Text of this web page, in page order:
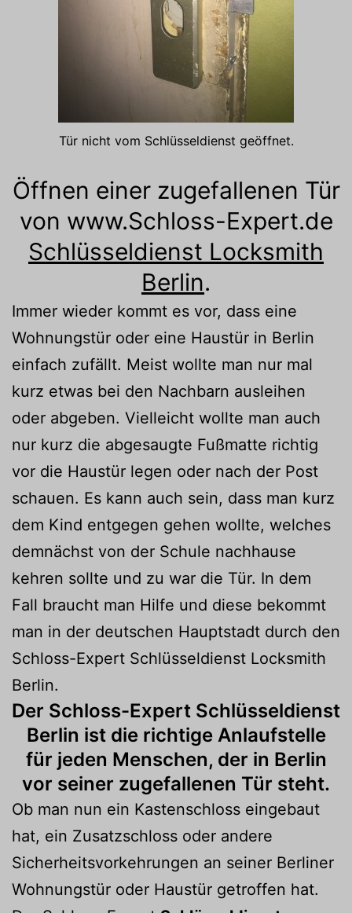
Tür nicht vom Schlüsseldienst geöffnet.
Öffnen einer zugefallenen Tür
von www.Schloss-Expert.de
Schlüsseldienst Locksmith
Berlin.
Immer wieder kommt es vor, dass eine
Wohnungstür oder eine Haustür in Berlin
einfach zufällt. Meist wollte man nur mal
kurz etwas bei den Nachbarn ausleihen
oder abgeben. Vielleicht wollte man auch
nur kurz die abgesaugte Fußmatte richtig
vor die Haustür legen oder nach der Post
schauen. Es kann auch sein, dass man kurz
dem Kind entgegen gehen wollte, welches
demnächst von der Schule nachhause
kehren sollte und zu war die Tür. In dem
Fall braucht man Hilfe und diese bekommt
man in der deutschen Hauptstadt durch den
Schloss-Expert Schlüsseldienst Locksmith
Berlin.
Der Schloss-Expert Schlüsseldienst
Berlin ist die richtige Anlaufstelle
für jeden Menschen, der in Berlin
vor seiner zugefallenen Tür steht.
Ob man nun ein Kastenschloss eingebaut
hat, ein Zusatzschloss oder andere
Sicherheitsvorkehrungen an seiner Berliner
Wohnungstür oder Haustür getroffen hat.